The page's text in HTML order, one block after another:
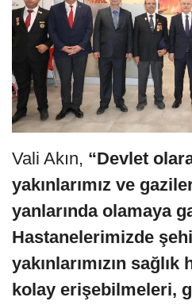
Vali Akın, “Devlet
yakınlarımız ve
yanlarında olamaya
Hastanelerimizde
yakınlarımızın
kolay erişebilmeleri,